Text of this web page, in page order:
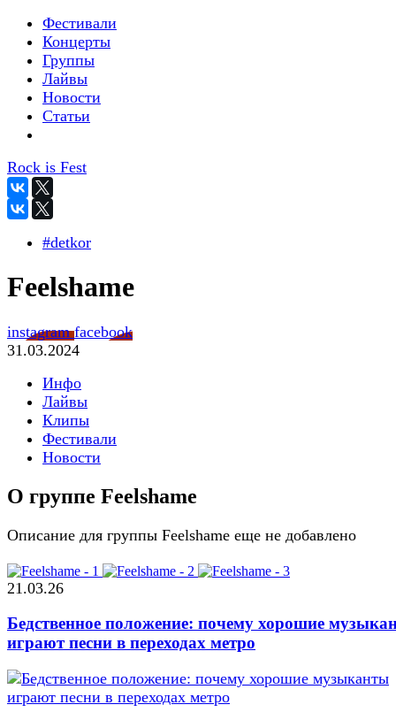
Фестивали
Концерты
Группы
Лайвы
Новости
Статьи
Rock is Fest
#detkor
Feelshame
instagramfacebook
31.03.2024
Инфо
Лайвы
Клипы
Фестивали
Новости
О группе Feelshame
Описание для группы Feelshame еще не добавлено
21.03.26
Бедственное положение: почему хорошие
играют песни в переходах метро